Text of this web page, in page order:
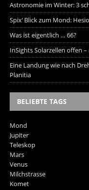
Astronomie im Winter: 3
Spix‘ Blick zum Mond:
Was ist eigentlich … 66?
InSights Solarzellen offen
Eine Landung wie nach
Planitia
BELIEBTE TAGS
Mond
Jupiter
Teleskop
Mars
Venus
Milchstrasse
Komet